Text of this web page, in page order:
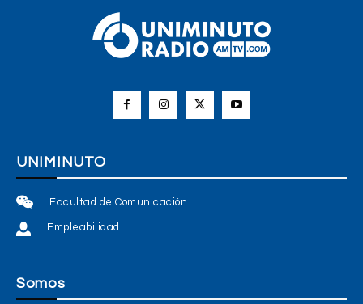
UNIMINUTO
Facultad de Comunicación
Empleabilidad
Somos